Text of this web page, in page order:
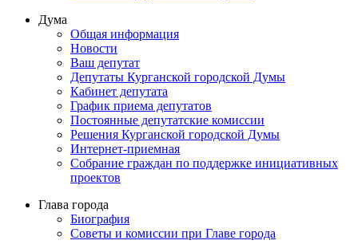
Дума
Общая информация
Новости
Ваш депутат
Депутаты Курганской городской Думы
Кабинет депутата
График приема депутатов
Постоянные депутатские комиссии
Решения Курганской городской Думы
Интернет-приемная
Собрание граждан по поддержке инициативных
проектов
Глава города
Биография
Советы и комиссии при Главе города